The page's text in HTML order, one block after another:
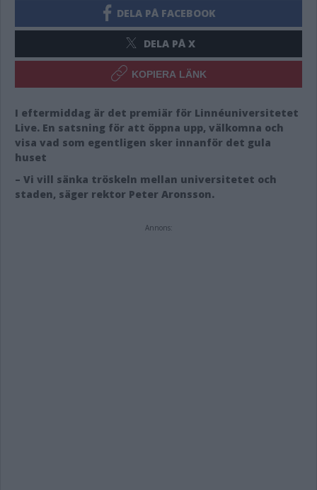
DELA PÅ FACEBOOK
DELA PÅ X
KOPIERA LÄNK
I eftermiddag är det premiär för Linnéuniversitetet
Live. En satsning för att öppna upp, välkomna och
visa vad som egentligen sker innanför det gula
huset
– Vi vill sänka tröskeln mellan universitetet och
staden, säger rektor Peter Aronsson.
Annons: